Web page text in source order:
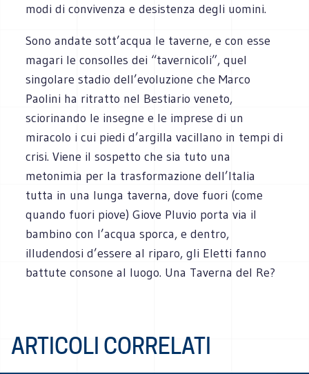
modi di convivenza e desistenza degli uomini.
Sono andate sott’acqua le taverne, e con esse
magari le consolles dei “tavernicoli”, quel
singolare stadio dell’evoluzione che Marco
Paolini ha ritratto nel Bestiario veneto,
sciorinando le insegne e le imprese di un
miracolo i cui piedi d’argilla vacillano in tempi di
crisi. Viene il sospetto che sia tuto una
metonimia per la trasformazione dell’Italia
tutta in una lunga taverna, dove fuori (come
quando fuori piove) Giove Pluvio porta via il
bambino con l’acqua sporca, e dentro,
illudendosi d’essere al riparo, gli Eletti fanno
battute consone al luogo. Una Taverna del Re?
ARTICOLI CORRELATI